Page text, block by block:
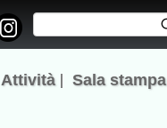
Form di
ricerca
Attività Sala stampa